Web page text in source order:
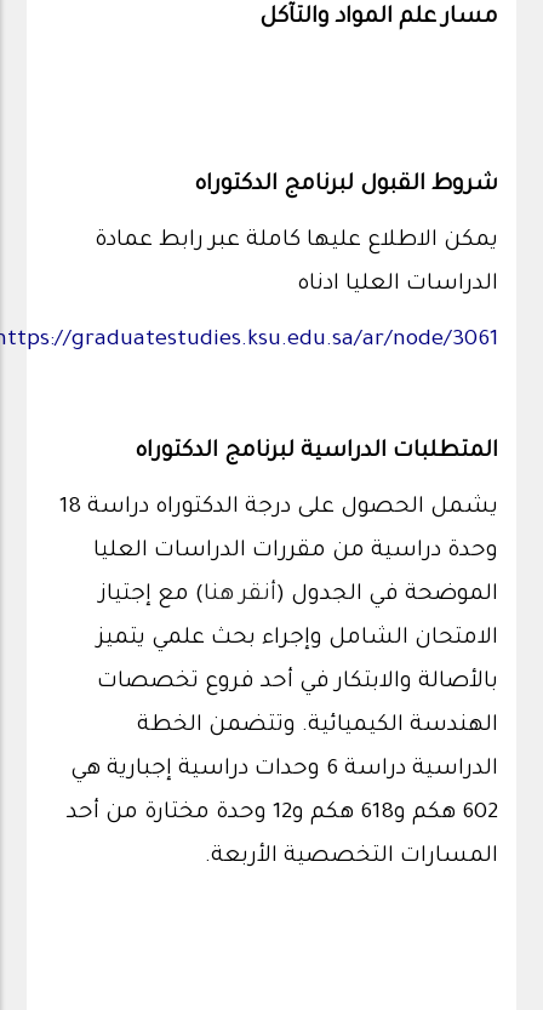
مسار علم المواد والتآكل
شروط القبول لبرنامج الدكتوراه
يمكن الاطلاع عليها كاملة عبر رابط عمادة
الدراسات العليا ادناه
graduatestudies.ksu.edu.sa/ar/node/3061
المتطلبات الدراسية لبرنامج الدكتوراه
يشمل الحصول على درجة الدكتوراه دراسة 18
وحدة دراسية من مقررات الدراسات العليا
الموضحة في الجدول (أنقر هنا) مع إجتياز
الامتحان الشامل وإجراء بحث علمي يتميز
بالأصالة والابتكار في أحد فروع تخصصات
الهندسة الكيميائية. وتتضمن الخطة
الدراسية دراسة 6 وحدات دراسية إجبارية هي
602 هكم و618 هكم و12 وحدة مختارة من أحد
المسارات التخصصية الأربعة.